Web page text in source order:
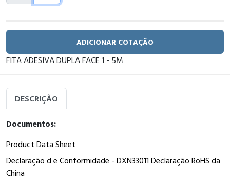
ADICIONAR COTAÇÃO
FITA ADESIVA DUPLA FACE 1 - 5M
DESCRIÇÃO
Documentos:
Product Data Sheet
Declaração d e Conformidade - DXN33011 Declaração RoHS da
China